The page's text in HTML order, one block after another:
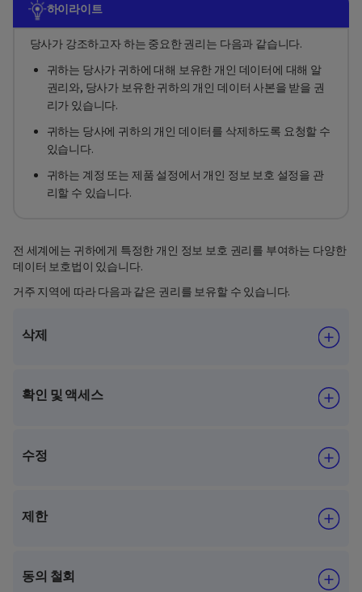
하이라이트
당사가 강조하고자 하는 중요한 권리는 다음과 같습니다.
귀하는 당사가 귀하에 대해 보유한 개인 데이터에 대해 알
권리와, 당사가 보유한 귀하의 개인 데이터 사본을 받을 권
리가 있습니다.
귀하는 당사에 귀하의 개인 데이터를 삭제하도록 요청할 수
있습니다.
귀하는 계정 또는 제품 설정에서 개인 정보 보호 설정을 관
리할 수 있습니다.
전 세계에는 귀하에게 특정한 개인 정보 보호 권리를 부여하는 다양한
데이터 보호법이 있습니다.
거주 지역에 따라 다음과 같은 권리를 보유할 수 있습니다.
삭제
확인 및 액세스
수정
제한
동의 철회